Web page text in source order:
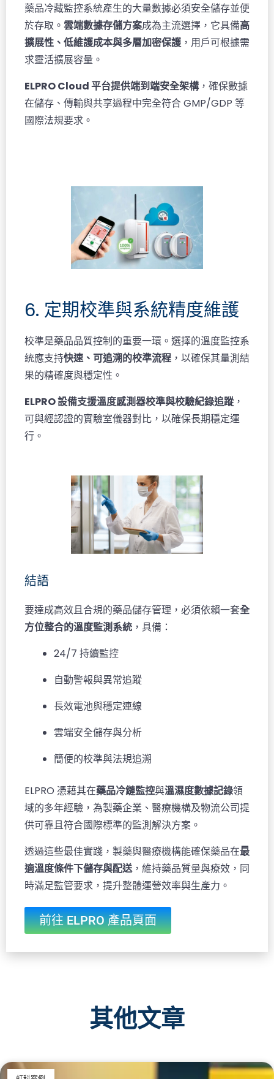
藥品冷藏監控系統產生的大量數據必須安全儲存並便
於存取。 雲端數據存儲方案成為主流選擇，它具備高
擴展性、低維護成本與多層加密保護 ，用戶可根據需
求靈活擴展容量。
ELPRO Cloud 平台提供端到端安全架構，確保數據
在儲存、傳輸與共享過程中完全符合 GMP/GDP 等
國際法規要求。
6. 定期校準與系統精度維護
校準是藥品品質控制的重要一環。選擇的溫度監控系
統應支持快速、可追溯的校準流程 ，以確保其量測結
果的精確度與穩定性。
ELPRO 設備支援溫度感測器校準與校驗紀錄追蹤，
可與經認證的實驗室儀器對比，以確保長期穩定運
行。
結語
要達成高效且合規的藥品儲存管理，必須依賴一套全
方位整合的溫度監測系統 ，具備：
24/7 持續監控
自動警報與異常追蹤
長效電池與穩定連線
雲端安全儲存與分析
簡便的校準與法規追溯
ELPRO 憑藉其在藥品冷鏈監控與溫濕度數據記錄領
域的多年經驗，為製藥企業、醫療機構及物流公司提
供可靠且符合國際標準的監測解決方案。
透過這些最佳實踐，製藥與醫療機構能確保藥品在最
適溫度條件下儲存與配送，維持藥品質量與療效，同
時滿足監管要求，提升整體運營效率與生產力。
前往 ELPRO 產品頁面
其他文章